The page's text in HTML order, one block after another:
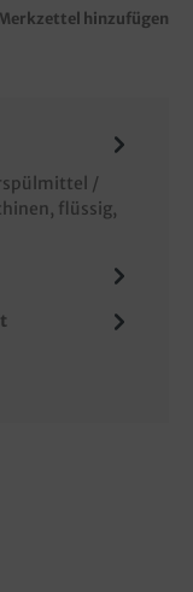
hinzufügen
/
flüssig,